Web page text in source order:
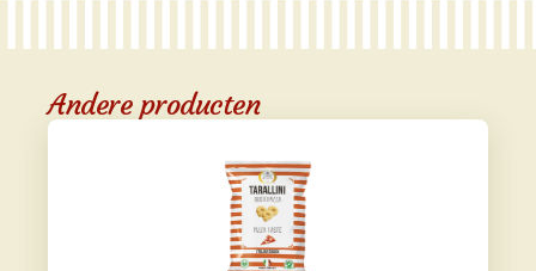
Andere producten